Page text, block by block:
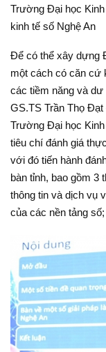
Trường Đại học
kinh tế số Nghệ An
Để có thể xây dựng
một cách có căn cứ
các tiềm năng và dư
GS.TS Trần Thọ Đạt
Trường Đại học
tiêu chí đánh giá
với đó tiến hành
bàn tỉnh, bao gồm 3
thông tin và dịch vụ
của các nền tảng